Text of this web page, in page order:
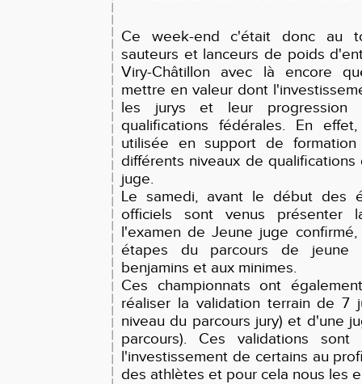
Ce week-end c'était donc au
sauteurs et lanceurs de poids
Viry-Châtillon avec là encore
mettre en valeur dont
les jurys et leur
qualifications fédérales. En
utilisée en support de
différents niveaux de
juge.
Le samedi, avant le début des
officiels sont venus présenter
l'examen de Jeune juge
étapes du parcours de jeune
benjamins et aux minimes.
Ces championnats ont
réaliser la validation terrain de 7
niveau du parcours jury) et d'une
parcours). Ces validations
l'investissement de certains au
des athlètes et pour cela nous les